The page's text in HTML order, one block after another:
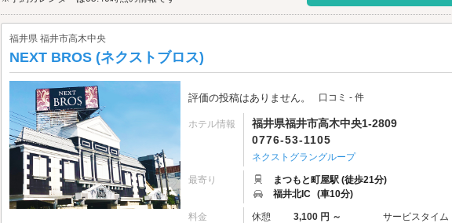
福井県 福井市高木中央
NEXT BROS (ネクストブロス)
評価の投稿はありません。 口コミ - 件
ホテル情報
福井県福井市高木中央1-2809
0776-53-1105
ネクストグラングループ
最寄り
まつもと町屋駅 (徒歩21分)
福井北IC (車10分)
料金 休憩 3,100 円 ～ サービスタイム